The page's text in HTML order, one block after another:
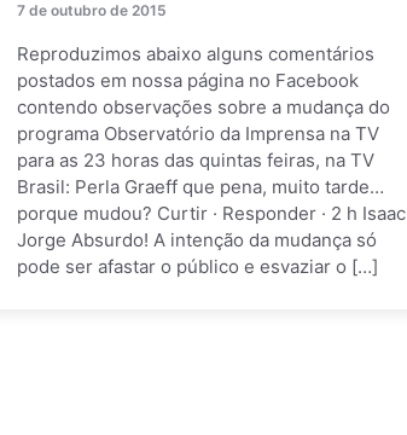
7 de outubro de 2015
Reproduzimos abaixo alguns comentários
postados em nossa página no Facebook
contendo observações sobre a mudança do
programa Observatório da Imprensa na TV
para as 23 horas das quintas feiras, na TV
Brasil: Perla Graeff que pena, muito tarde…
porque mudou? Curtir · Responder · 2 h Isaac
Jorge Absurdo! A intenção da mudança só
pode ser afastar o público e esvaziar o […]